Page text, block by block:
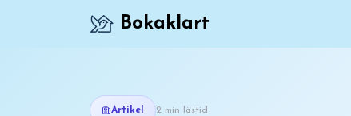
Bokaklart
Artikel 2 min lästid